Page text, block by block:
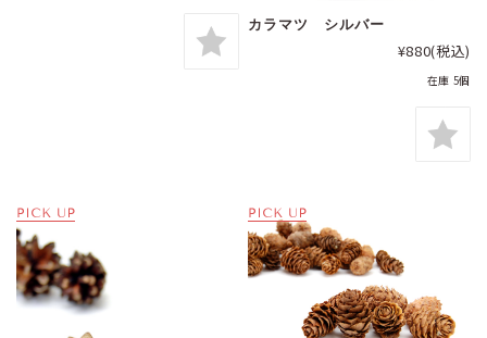
カラマツ シルバー
¥880(税込)
在庫 5個